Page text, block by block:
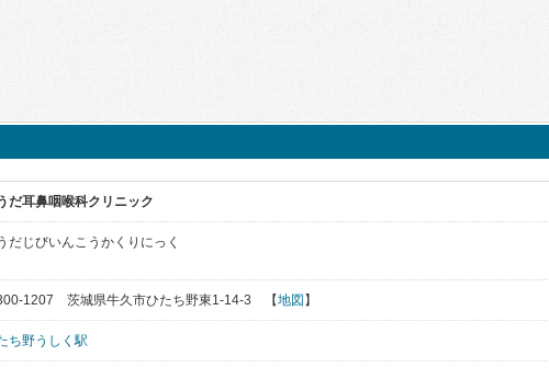
だ耳鼻咽喉科クリニック
だじびいんこうかくりにっく
1207 茨城県牛久市ひたち野東1-14-3 【地図 】
ち野うしく駅